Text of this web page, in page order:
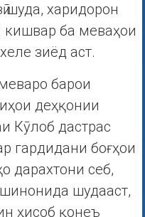
шуда, харидорон
кишвар ба меваҳои
зиёд аст.
барои
деҳқонии
Кӯлоб дастрас
гардидани боғҳои
дарахтони себ,
шудааст,
ҳисоб қонеъ